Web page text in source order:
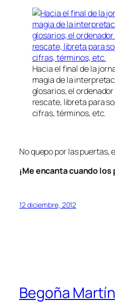
Hacia el final de la
magia de la
glosarios, el
rescate, libreta para
cifras, términos, etc.
No quepo por las puertas,
¡Me encanta cuando
12 diciembre, 2012
Begoña